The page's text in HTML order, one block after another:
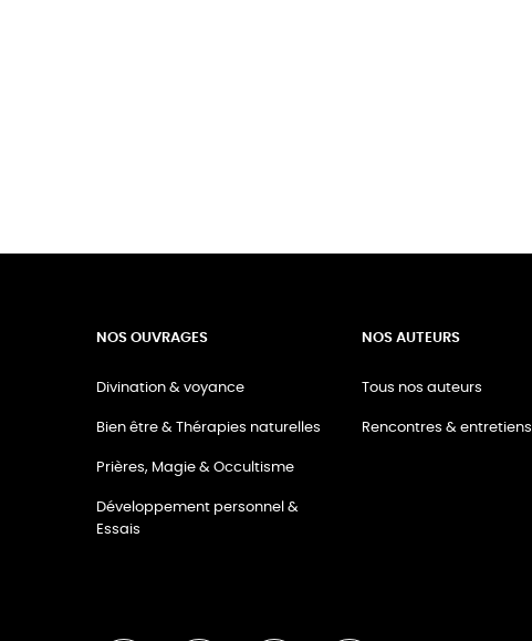
NOS OUVRAGES
Divination & voyance
Bien être & Thérapies naturelles
Prières, Magie & Occultisme
Développement personnel &
Essais
NOS AUTEURS
Tous nos auteurs
Rencontres & entretiens